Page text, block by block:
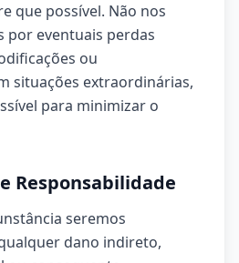
que possível. Não nos
por eventuais perdas
ou
situações extraordinárias,
para minimizar o
Responsabilidade
seremos
dano indireto,